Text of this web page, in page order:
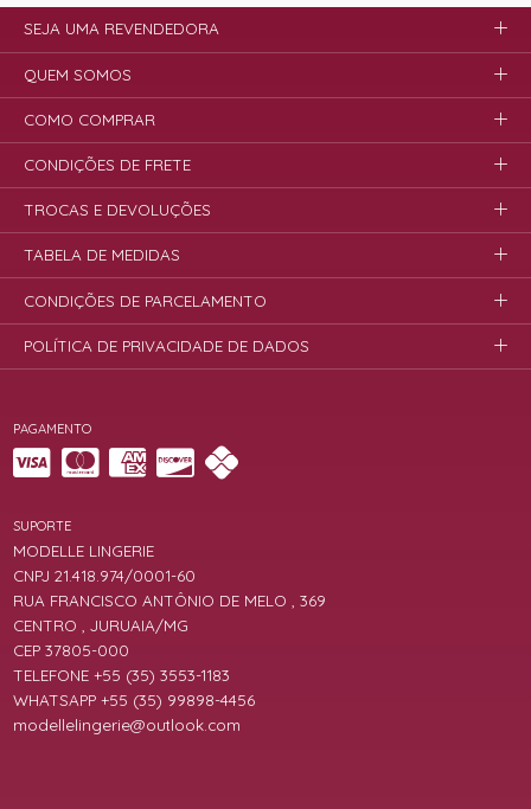
PAGAMENTO
SUPORTE
MODELLE LINGERIE
CNPJ 21.418.974/0001-60
RUA FRANCISCO ANTÔNIO DE MELO , 369
CENTRO , JURUAIA/MG
CEP 37805-000
TELEFONE +55 (35) 3553-1183
WHATSAPP +55 (35) 99898-4456
modellelingerie@outlook.com
SEJA UMA REVENDEDORA
QUEM SOMOS
COMO COMPRAR
CONDIÇÕES DE FRETE
TROCAS E DEVOLUÇÕES
TABELA DE MEDIDAS
CONDIÇÕES DE PARCELAMENTO
POLÍTICA DE PRIVACIDADE DE DADOS